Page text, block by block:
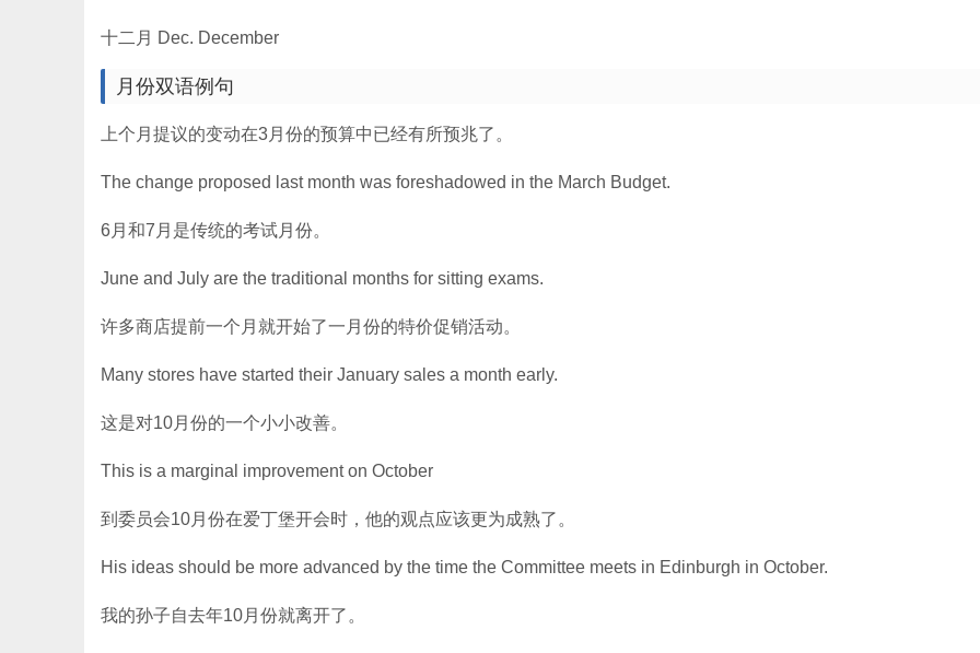
十二月 Dec. December
月份双语例句
上个月提议的变动在3月份的预算中已经有所预兆了。
The change proposed last month was foreshadowed in the March Budget.
6月和7月是传统的考试月份。
June and July are the traditional months for sitting exams.
许多商店提前一个月就开始了一月份的特价促销活动。
Many stores have started their January sales a month early.
这是对10月份的一个小小改善。
This is a marginal improvement on October
到委员会10月份在爱丁堡开会时，他的观点应该更为成熟了。
His ideas should be more advanced by the time the Committee meets in Edinburgh in October.
我的孙子自去年10月份就离开了。